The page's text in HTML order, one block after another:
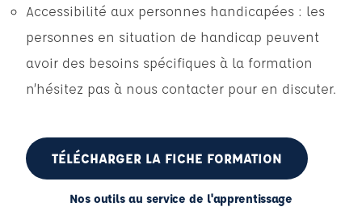
Accessibilité aux personnes handicapées : les
personnes en situation de handicap peuvent
avoir des besoins spécifiques à la formation
n’hésitez pas à nous contacter pour en discuter.
TÉLÉCHARGER LA FICHE FORMATION
Nos outils au service de l'apprentissage